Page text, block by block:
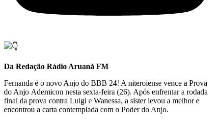
Da Redação Rádio Aruanã FM
Fernanda é o novo Anjo do BBB 24! A niteroiense vence a Prova
do Anjo Ademicon nesta sexta-feira (26). Após enfrentar a rodada
final da prova contra Luigi e Wanessa, a sister levou a melhor e
encontrou a carta contemplada com o Poder do Anjo.